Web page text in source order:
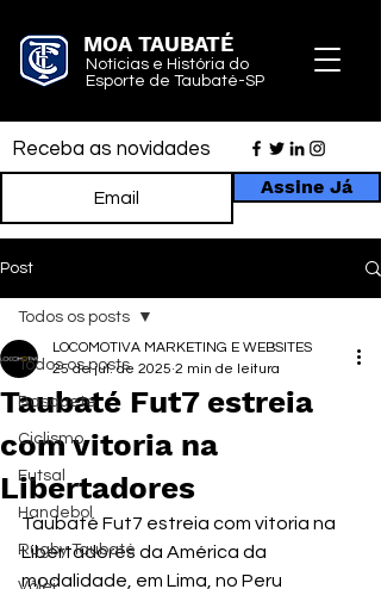
MOA TAUBATÉ
Notícias e História do
Esporte de Taubaté-SP
Receba as novidades
Assine Já
Post
Todos os posts
Basquete
Ciclismo
Futsal
Handebol
Rugby Taubaté
Todos os posts
Taubaté Fut7 estreia
com vitoria na
Libertadores
LOCOMOTIVA MARKETING E WEBSITES
25 de jul. de 2025 2 min de leitura
Taubaté Fut7 estreia com vitoria na
Libertadores da América da
modalidade, em Lima, no Peru